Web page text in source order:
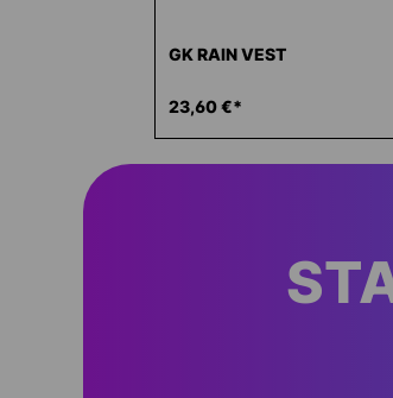
GK RAIN VEST
23,60 €*